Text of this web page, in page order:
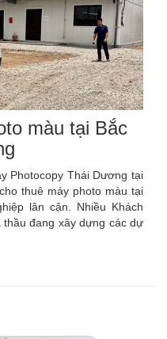
màu tại Bắc
Photocopy Thái Dương tại
thuê máy photo màu tại
lân cận. Nhiều Khách
đang xây dựng các dự